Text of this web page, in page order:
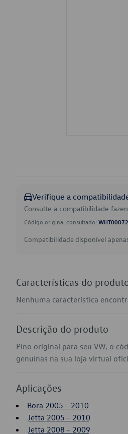
Verifique a
Consulte a compatibilidade
Código original consultado:
Compatibilidade disponível
Características do
Nenhuma característica
Descrição do produto
Pino original para seu VW, o
genuínas na sua loja virtual
Aplicações
Bora 2005 - 2010
Jetta 2005 - 2010
Jetta 2008 - 2009